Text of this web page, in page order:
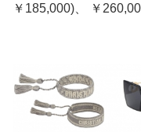
￥185,000)、 ￥